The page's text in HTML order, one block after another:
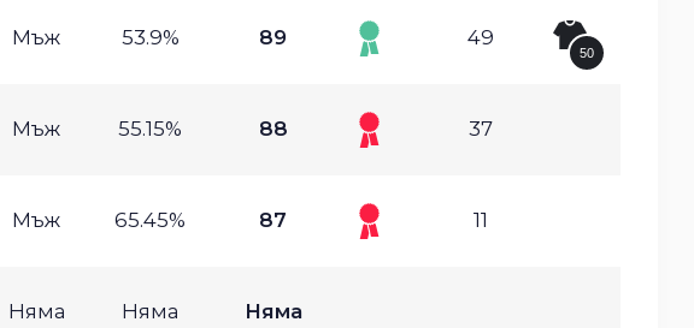
Мъж 53.9% 89 49
50
Мъж 55.15% 88 37
Мъж 65.45% 87 11
Няма Няма Няма